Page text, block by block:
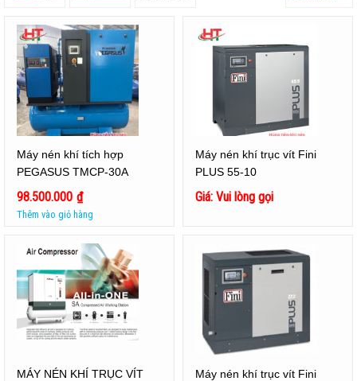
Máy nén khí tích hợp
PEGASUS TMCP-30A
98.500.000 ₫
Thêm vào giỏ hàng
Máy nén khí trục vít Fini
PLUS 55-10
Giá: Vui lòng gọi
MÁY NÉN KHÍ TRỤC VÍT
Máy nén khí trục vít Fini